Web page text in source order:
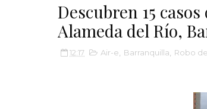
Descubren 15
Alameda del Río,
12:17 Air-e Barranquilla Robo